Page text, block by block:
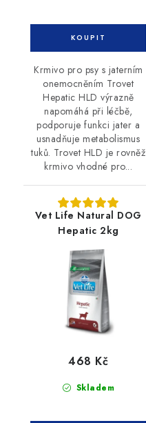
Krmivo pro psy s jaterním
onemocněním Trovet
Hepatic HLD výrazně
napomáhá při léčbě,
podporuje funkci jater a
usnadňuje metabolismus
tuků. Trovet HLD je rovněž
krmivo vhodné pro...
Vet Life Natural DOG
Hepatic 2kg
Skladem
468 Kč